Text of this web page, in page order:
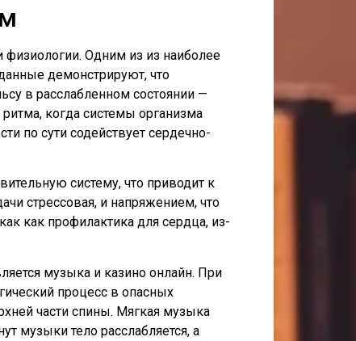
физиологии. Одним из из наиболее
демонстрируют, что
в расслабленном состоянии —
когда системы организма
по сути содействует сердечно-
систему, что приводит к
стрессовая, и напряжением, что
как профилактика для сердца, из-
музыка и казино онлайн. При
процесс в опасных
части спины. Мягкая музыка
музыки тело расслабляется, а